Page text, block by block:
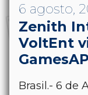
6 agosto,
Zenith
VoltEnt
Brasil.- 6 de